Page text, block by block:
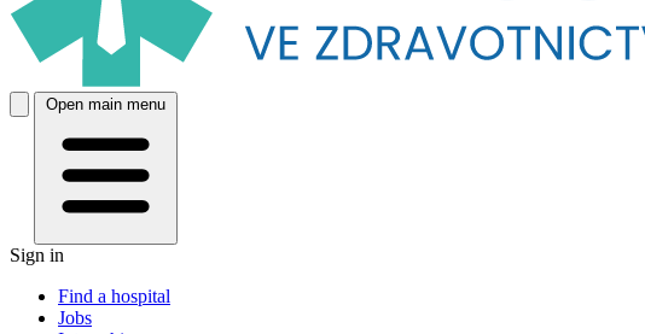
Open main menu
Sign in
Find a hospital
Jobs